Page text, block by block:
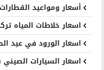
أسعار ومواعيد القطارات
اسعار خلاطات المياه
اسعار الورود في عيد
اسعار السيارات الصيني